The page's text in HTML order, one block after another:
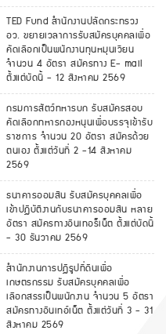
TED Fund สำนักงานปลัดกระทรวง
อว. ขยายเวลาการรับสมัครบุคคลเพื่อ
คัดเลือกเป็นพนักงานทุนหมุนเวียน
จำนวน 4 อัตรา สมัครทาง E- mail
ตั้งแต่บัดนี้ - 12 สิงหาคม 2569
กรมการสัตว์ทหารบก รับสมัครสอบ
คัดเลือกทหารกองหนุนเพื่อบรรจุเข้ารับ
ราชการ จำนวน 20 อัตรา สมัครด้วย
ตนเอง ตั้งแต่วันที่ 2 -14 สิงหาคม
2569
ธนาคารออมสิน รับสมัครบุคคลเพื่อ
เข้าปฏิบัติงานกับธนาคารออมสิน หลาย
อัตรา สมัครทางอินเทอร็เน็ต ตั้งแต่บัดนี้
- 30 ธันวาคม 2569
สำนักงานการปฏิรูปที่ดินเพื่อ
เกษตรกรรม รับสมัครบุคคลเพื่อ
เลือกสรรเป็นพนักงาน จำนวน 5 อัตรา
สมัครทางอินเทอ์เน็ต ตั้งแต่วันที่ 3 - 31
สิงหาคม 2569